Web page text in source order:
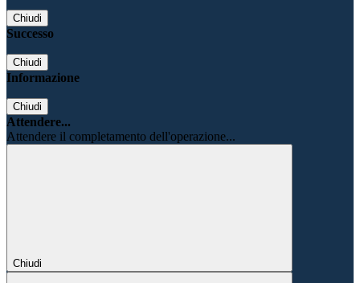
Chiudi
Successo
Chiudi
Informazione
Chiudi
Attendere...
Attendere il completamento dell'operazione...
Chiudi